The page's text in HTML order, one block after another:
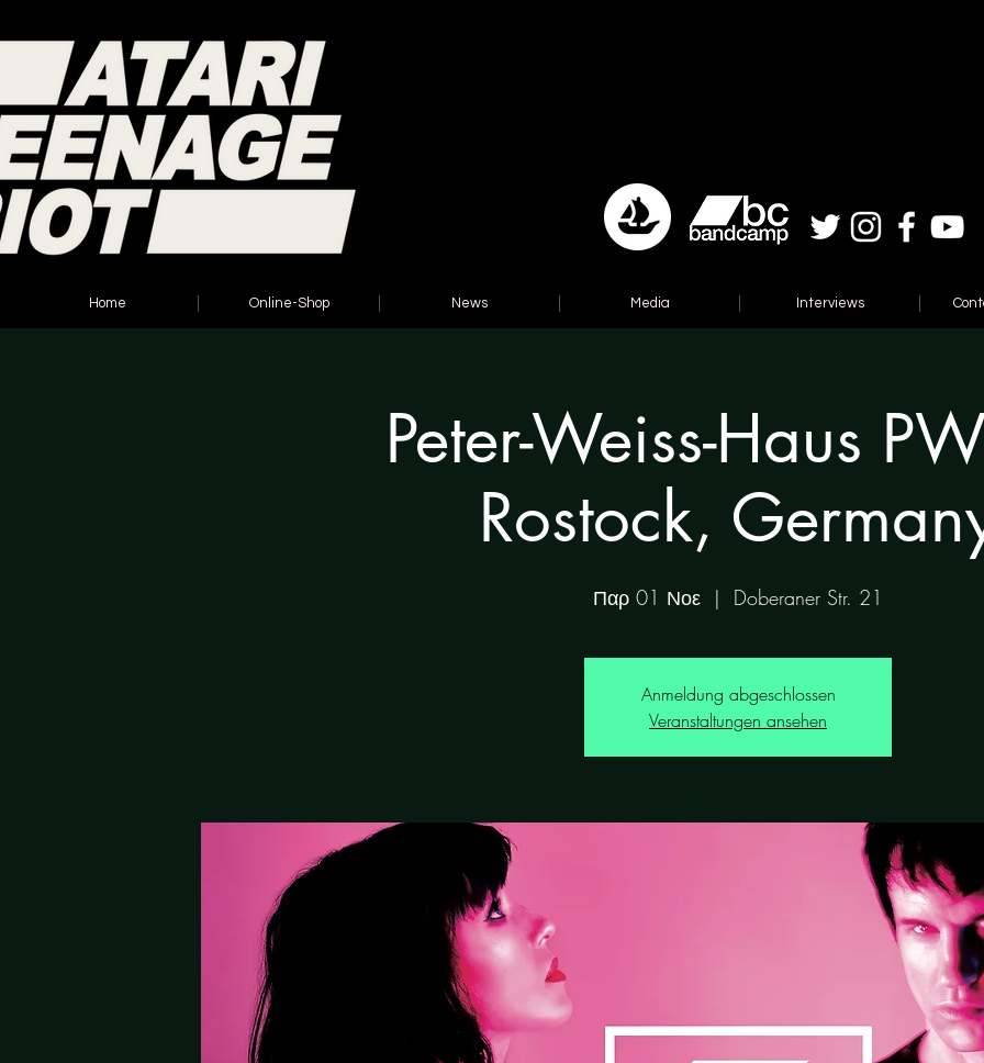
Home Online-Shop News Media Interviews
Peter-Weiss-Haus
Rostock,
Παρ 01 Νοε
  |
Doberaner Str. 21
Anmeldung abgeschlossen
Veranstaltungen ansehen